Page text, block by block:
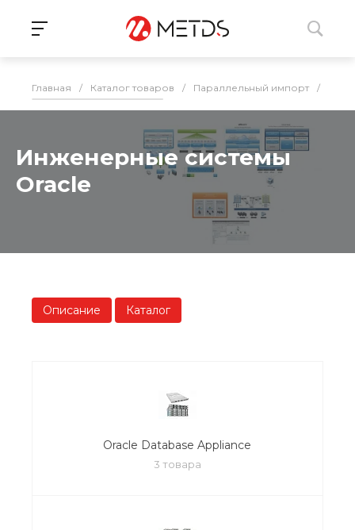
Главная / Каталог товаров / Параллельный импорт /
Инженерные системы
Oracle
Описание Каталог
Oracle Database Appliance
3 товара